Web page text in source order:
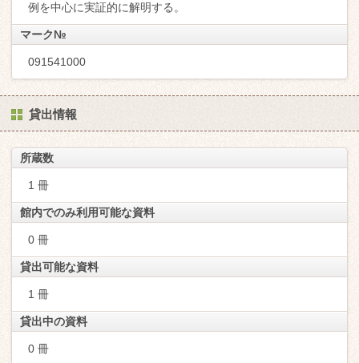
例を中心に実証的に解明する。
マーク№
091541000
貸出情報
所蔵数
1 冊
館内でのみ利用可能な資料
0 冊
貸出可能な資料
1 冊
貸出中の資料
0 冊